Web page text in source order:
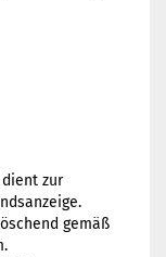
dient zur
gemäß